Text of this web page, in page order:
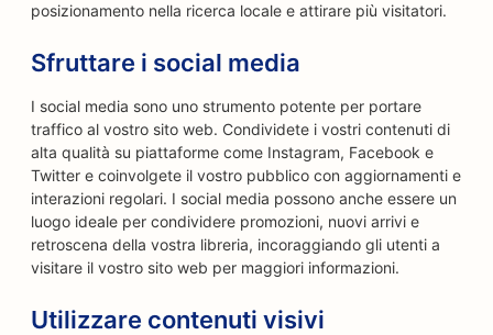
posizionamento nella ricerca locale e attirare più visitatori.
Sfruttare i social media
I social media sono uno strumento potente per portare
traffico al vostro sito web. Condividete i vostri contenuti di
alta qualità su piattaforme come Instagram, Facebook e
Twitter e coinvolgete il vostro pubblico con aggiornamenti e
interazioni regolari. I social media possono anche essere un
luogo ideale per condividere promozioni, nuovi arrivi e
retroscena della vostra libreria, incoraggiando gli utenti a
visitare il vostro sito web per maggiori informazioni.
Utilizzare contenuti visivi